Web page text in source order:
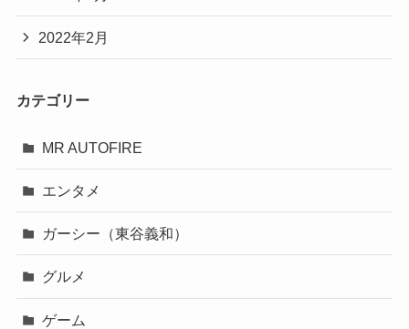
2022年2月
カテゴリー
MR AUTOFIRE
エンタメ
ガーシー（東谷義和）
グルメ
ゲーム